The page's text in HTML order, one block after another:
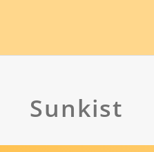
Sunkist